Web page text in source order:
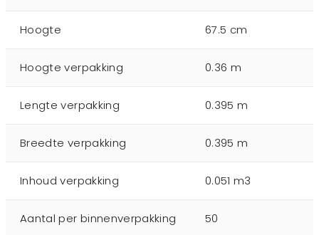
Hoogte 67.5 cm
Hoogte verpakking 0.36 m
Lengte verpakking 0.395 m
Breedte verpakking 0.395 m
Inhoud verpakking 0.051 m3
Aantal per binnenverpakking 50